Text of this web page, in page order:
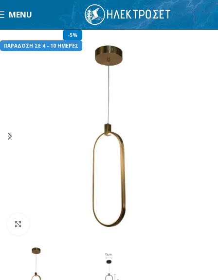
MENU
-5%
ΠΑΡΑΔΟΣΗ ΣΕ 4 - 10 ΗΜΕΡΕΣ